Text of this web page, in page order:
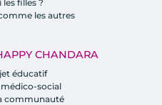
filles ?
les autres
CHANDARA
éducatif
social
communauté